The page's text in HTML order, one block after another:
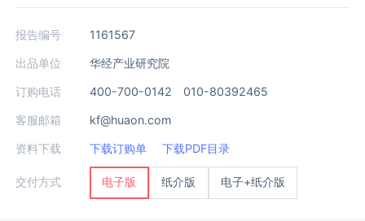
报告编号 1161567
出品单位 华经产业研究院
订购电话 400-700-0142 010-80392465
客服邮箱 kf@huaon.com
资料下载 下载订购单 下载PDF目录
交付方式 电子版 纸介版 电子+纸介版